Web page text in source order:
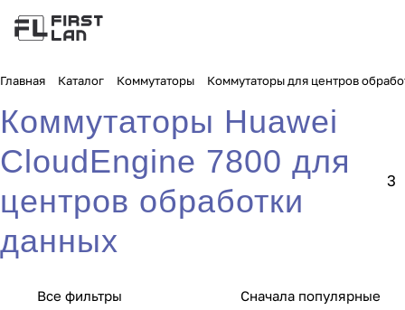
Главная Каталог Коммутаторы Коммутаторы для центров
Коммутаторы Huawei
CloudEngine 7800 для
центров обработки
данных
3
Все фильтры Сначала популярные